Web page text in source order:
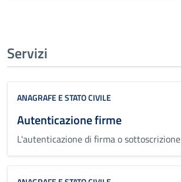
Servizi
ANAGRAFE E STATO CIVILE
Autenticazione firme
L'autenticazione di firma o sottoscrizione